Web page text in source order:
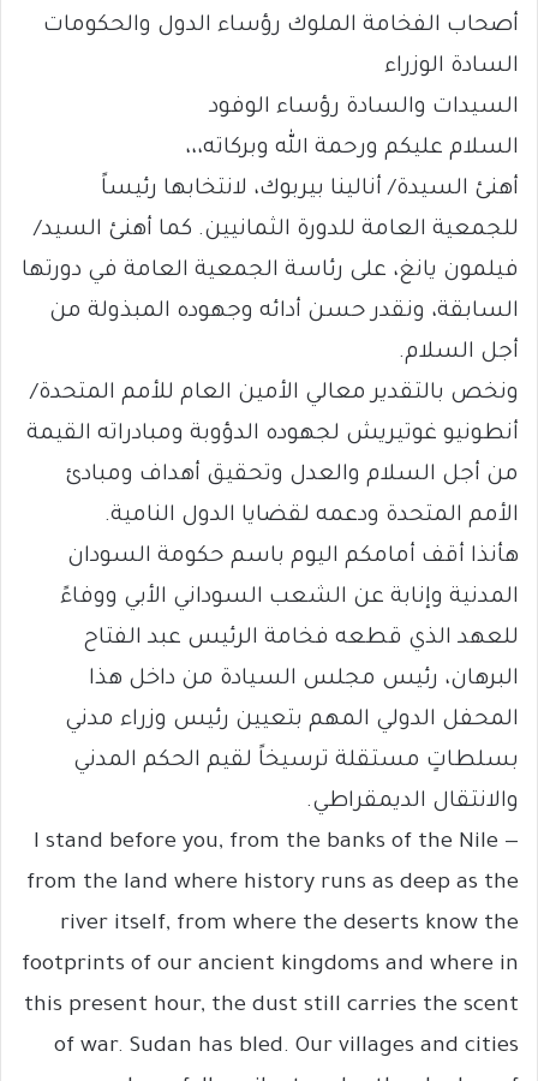
أصحاب الفخامة الملوك رؤساء الدول والحكومات
السادة الوزراء
السيدات والسادة رؤساء الوفود
السلام عليكم ورحمة الله وبركاته،،،
أهنئ السيدة/ أنالينا بيربوك، لانتخابها رئيساً
للجمعية العامة للدورة الثمانيين. كما أهنئ السيد/
فيلمون يانغ، على رئاسة الجمعية العامة في دورتها
السابقة، ونقدر حسن أدائه وجهوده المبذولة من
أجل السلام.
ونخص بالتقدير معالي الأمين العام للأمم المتحدة/
أنطونيو غوتيريش لجهوده الدؤوبة ومبادراته القيمة
من أجل السلام والعدل وتحقيق أهداف ومبادئ
الأمم المتحدة ودعمه لقضايا الدول النامية.
هأنذا أقف أمامكم اليوم باسم حكومة السودان
المدنية وإنابة عن الشعب السوداني الأبي ووفاءً
للعهد الذي قطعه فخامة الرئيس عبد الفتاح
البرهان، رئيس مجلس السيادة من داخل هذا
المحفل الدولي المهم بتعيين رئيس وزراء مدني
بسلطاتٍ مستقلة ترسيخاً لقيم الحكم المدني
والانتقال الديمقراطي.
I stand before you, from the banks of the Nile —
from the land where history runs as deep as the
river itself, from where the deserts know the
footprints of our ancient kingdoms and where in
this present hour, the dust still carries the scent
of war. Sudan has bled. Our villages and cities